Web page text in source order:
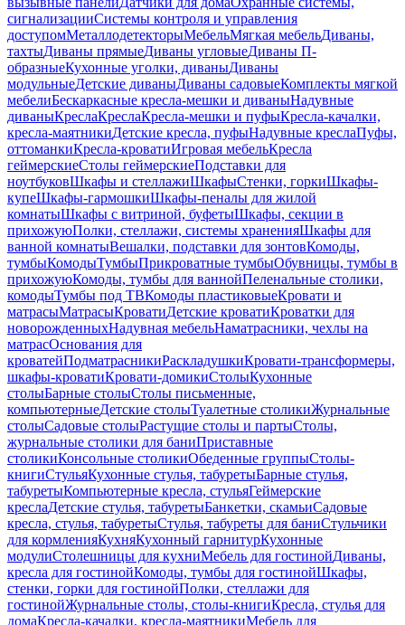
сигнализацииСистемы контроля и управления
доступомМеталлодетекторыМебельМягкая мебельДиваны,
тахтыДиваны прямыеДиваны угловыеДиваны П-
образныеКухонные уголки, диваныДиваны
модульныеДетские диваныДиваны садовыеКомплекты мягкой
мебелиБескаркасные кресла-мешки и диваныНадувные
диваныКреслаКреслаКресла-мешки и пуфыКресла-качалки,
кресла-маятникиДетские кресла, пуфыНадувные креслаПуфы,
оттоманкиКресла-кроватиИгровая мебельКресла
геймерскиеСтолы геймерскиеПодставки для
ноутбуковШкафы и стеллажиШкафыСтенки, горкиШкафы-
купеШкафы-гармошкиШкафы-пеналы для жилой
комнатыШкафы с витриной, буфетыШкафы, секции в
прихожуюПолки, стеллажи, системы храненияШкафы для
ванной комнатыВешалки, подставки для зонтовКомоды,
тумбыКомодыТумбыПрикроватные тумбыОбувницы, тумбы в
прихожуюКомоды, тумбы для ваннойПеленальные столики,
комодыТумбы под ТВКомоды пластиковыеКровати и
матрасыМатрасыКроватиДетские кроватиКроватки для
новорожденныхНадувная мебельНаматрасники, чехлы на
матрасОснования для
кроватейПодматрасникиРаскладушкиКровати-трансформеры,
шкафы-кроватиКровати-домикиСтолыКухонные
столыБарные столыСтолы письменные,
компьютерныеДетские столыТуалетные столикиЖурнальные
столыСадовые столыРастущие столы и партыСтолы,
журнальные столики для баниПриставные
столикиКонсольные столикиОбеденные группыСтолы-
книгиСтульяКухонные стулья, табуретыБарные стулья,
табуретыКомпьютерные кресла, стульяГеймерские
креслаДетские стулья, табуретыБанкетки, скамьиСадовые
кресла, стулья, табуретыСтулья, табуреты для баниСтульчики
для кормленияКухняКухонный гарнитурКухонные
модулиСтолешницы для кухниМебель для гостинойДиваны,
кресла для гостинойКомоды, тумбы для гостинойШкафы,
стенки, горки для гостинойПолки, стеллажи для
гостинойЖурнальные столы, столы-книгиКресла, стулья для
домаКресла-качалки, кресла-маятникиМебель для